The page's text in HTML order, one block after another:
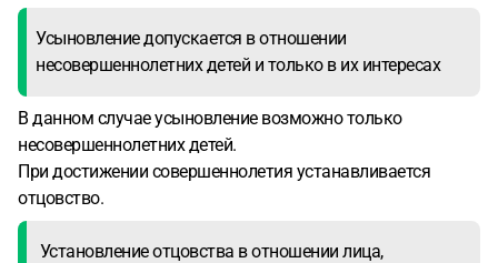
Усыновление допускается в отношении
несовершеннолетних детей и только в их интересах
В данном случае усыновление возможно только
несовершеннолетних детей.
При достижении совершеннолетия устанавливается
отцовство.
Установление отцовства в отношении лица,